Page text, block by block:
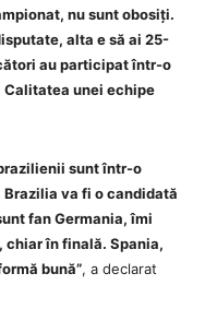
nu sunt obosiți.
alta e să ai 25-
au participat într-o
Calitatea unei echipe
sunt într-o
va fi o candidată
fan Germania, îmi
chiar în finală. Spania,
bună”, a declarat